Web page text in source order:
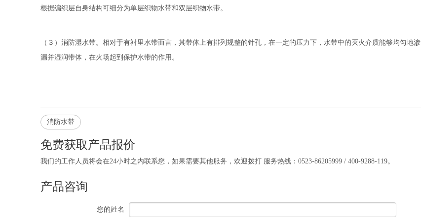
根据编织层自身结构可细分为单层织物水带和双层织物水带。
（３）消防湿水带。相对于有衬里水带而言，其带体上有排列规整的针孔，在一定的压力下，水带中的灭火介质能够均匀地渗
漏并湿润带体，在火场起到保护水带的作用。
消防水带
免费获取产品报价
我们的工作人员将会在24小时之内联系您，如果需要其他服务，欢迎拨打 服务热线：0523-86205999 / 400-9288-119。
产品咨询
您的姓名